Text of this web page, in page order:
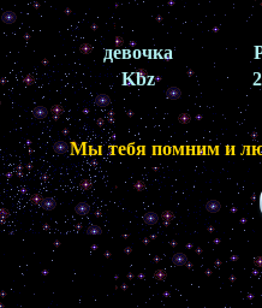
девочка
Kbz
Мы тебя помним и